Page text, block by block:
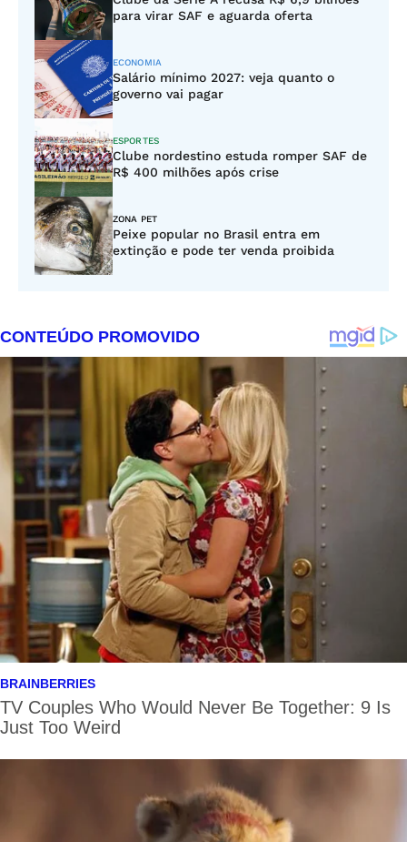
para virar SAF e aguarda oferta
ECONOMIA
Salário mínimo 2027: veja quanto o
governo vai pagar
ESPORTES
Clube nordestino estuda romper SAF de
R$ 400 milhões após crise
ZONA PET
Peixe popular no Brasil entra em
extinção e pode ter venda proibida